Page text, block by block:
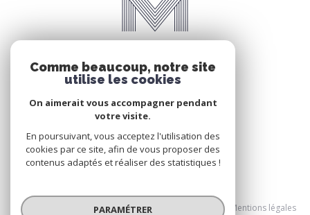
Nos honoraires
Nos partenaires Mentions légales
Comme beaucoup, notre site
utilise les cookies
On aimerait vous accompagner pendant
votre visite.
En poursuivant, vous acceptez l'utilisation des
cookies par ce site, afin de vous proposer des
contenus adaptés et réaliser des statistiques !
PARAMÉTRER